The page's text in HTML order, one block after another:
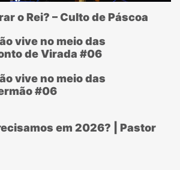
o Rei? – Culto de Páscoa
vive no meio das
de Virada #06
vive no meio das
#06
em 2026? | Pastor